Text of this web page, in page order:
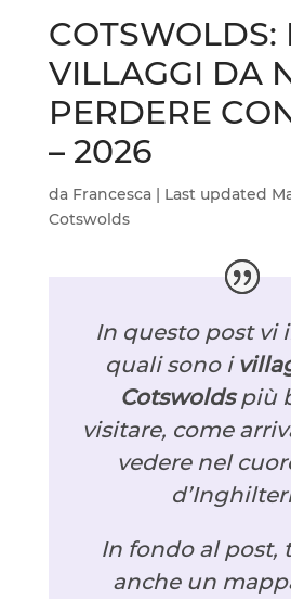
COTSWOLDS:
VILLAGGI DA
PERDERE
– 2026
da Francesca| Last updated
Cotswolds
In questo post vi
quali sono i
Cotswoldspiù
visitare, come
vedere nel
In fondo al post,
anche un